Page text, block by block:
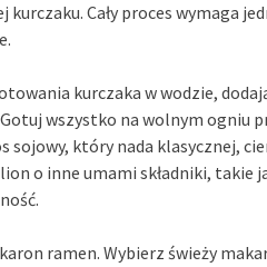
Cały proces wymaga
kurczaka w wodzie,
wszystko na wolnym ogniu
sojowy, który nada klasycznej,
o inne umami składniki, takie
ramen. Wybierz świeży